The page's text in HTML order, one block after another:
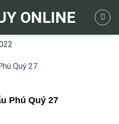
ONLINE
Phú Quý 27